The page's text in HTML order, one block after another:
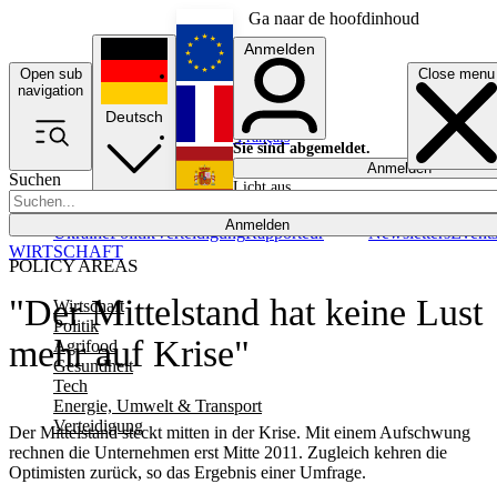
Ga naar de hoofdinhoud
Open sub
navigation
Close menu
Suchen
Anmelden
POLICY AREAS
Wirtschaft
Politik
Agrifood
Gesundheit
Tech
Energie, Umwelt & Transport
Verteidigung
UkrainePolitikVerteidigungRapporteur NewslettersEvents
Deutsch
English
Français
Anmelden
Sie sind abgemeldet.
Anmelden
Licht aus
"Der Mittelstand hat keine Lust
mehr auf Krise"
Der Mittelstand steckt mitten in der Krise. Mit einem Aufschwung
rechnen die Unternehmen erst Mitte 2011. Zugleich kehren die
Optimisten zurück, so das Ergebnis einer Umfrage.
WIRTSCHAFT